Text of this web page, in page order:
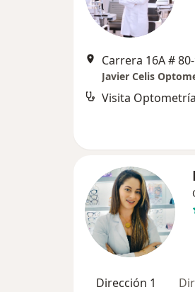
Carrera 16A #
Visita Optometría
Dirección 1